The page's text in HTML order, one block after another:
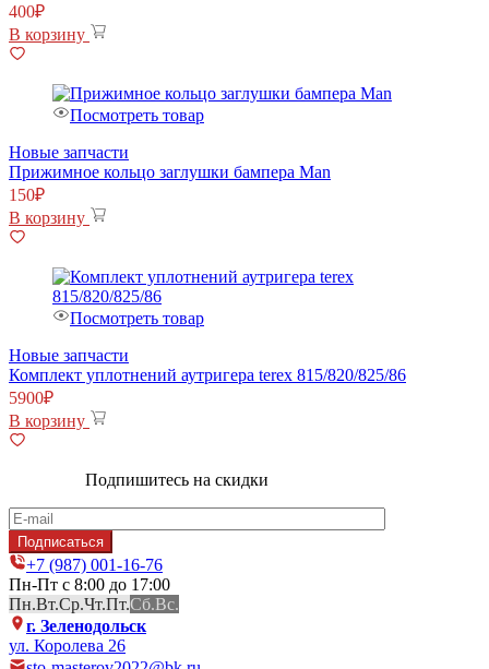
400₽
В корзину
Посмотреть товар
Новые запчасти
Прижимное кольцо заглушки бампера Man
150₽
В корзину
Посмотреть товар
Новые запчасти
Комплект уплотнений аутригера terex 815/820/825/86
5900₽
В корзину
Подпишитесь на скидки
+7 (987) 001-16-76
Пн-Пт с 8:00 до 17:00
Пн.Вт.Ср.Чт.Пт.Сб.Вс.
г. Зеленодольск
ул. Королева 26